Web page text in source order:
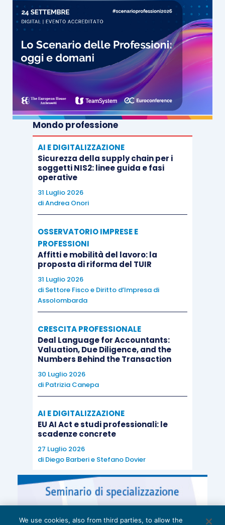
Mondo professione
AI E DIGITALIZZAZIONE
Sicurezza della supply chain per i
soggetti NIS2: linee guida e fasi
operative
31 Luglio 2026
diAndrea Onori
OSSERVATORIO IMPRESE E
PROFESSIONI
Affitti e mobilità del lavoro: la
proposta di riforma del TUIR
31 Luglio 2026
di Settore Fisco e Diritto d’Impresa di
Assolombarda
CRESCITA PROFESSIONALE
Deal Language for Accountants:
Valuation, Due Diligence, and the
Numbers Behind the Transaction
30 Luglio 2026
di Patrizia Canepa
AI E DIGITALIZZAZIONE
EU AI Act e studi professionali: le
scadenze concrete
27 Luglio 2026
di Diego Barberie Stefano Dovier
We use cookies, also from third parties, to allow the